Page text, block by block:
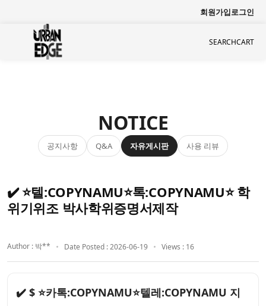
회원가입로그인
SEARCHCART
NOTICE
공지사항 Q&A 자유게시판 사용 리뷰
✔️ ⭐텔:COPYNAMU⭐톡:COPYNAMU⭐ 학
위기위조 박사학위증명서제작
Author : 박** Date Posted : 2026-06-19 Views : 16
✔️ $ ⭐카톡:COPYNAMU⭐텔레:COPYNAMU 지